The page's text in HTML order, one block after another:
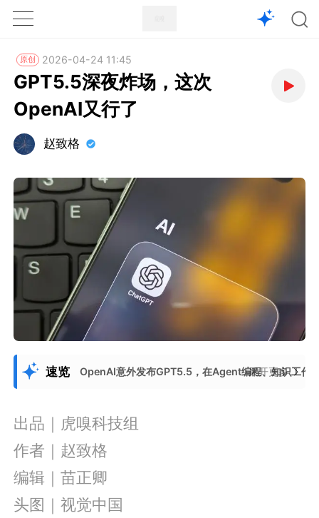
1X
原创 2026-04-24 11:45
GPT5.5深夜炸场，这次
OpenAI又行了
赵致格
速览 OpenAI意外发布GPT5.5，在Agent编程、知识工作
展开更多
出品｜虎嗅科技组
作者｜赵致格
编辑｜苗正卿
头图｜视觉中国